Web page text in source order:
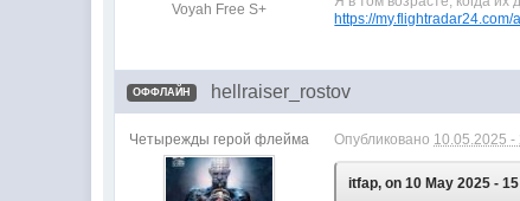
Voyah Free S+
https://my.flightradar24.com/
ОФФЛАЙН hellraiser_rostov
Четырежды герой флейма Опубликовано 10.05.2025 -
itfap, on 10 May 2025 -